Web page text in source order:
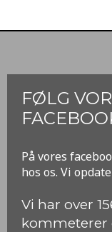
FØLG
​På vores
hos os. Vi
​Vi har over
kommeterer